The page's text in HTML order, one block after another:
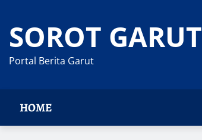
content
SOROT GARUT
Portal Berita Garut
HOME